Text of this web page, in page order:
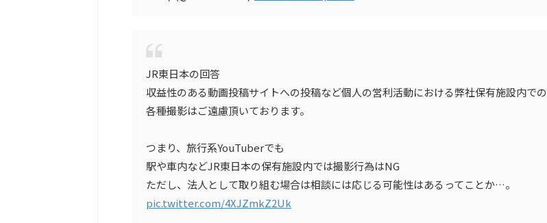
JR東日本の回答
収益性のある動画投稿サイトへの投稿など個人の営利活動における弊社保有施設内での
各種撮影はご遠慮頂いております。
つまり、旅行系YouTuberでも
駅や車内などJR東日本の保有施設内では撮影行為はNG
ただし、法人として取り組む場合は相談には応じる可能性はあるってことか…。
pic.twitter.com/4XJZmkZ2Uk